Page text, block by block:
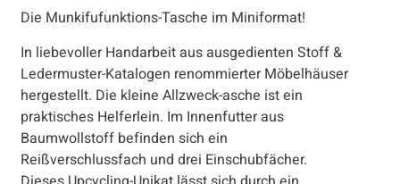
Die Munkifufunktions-Tasche im Miniformat!
In liebevoller Handarbeit aus ausgedienten Stoff &
Ledermuster-Katalogen renommierter Möbelhäuser
hergestellt. Die kleine Allzweck-asche ist ein
praktisches Helferlein. Im Innenfutter aus
Baumwollstoff befinden sich ein
Reißverschlussfach und drei Einschubfächer.